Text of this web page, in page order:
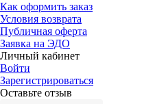
Как оформить заказ
Условия возврата
Публичная оферта
Заявка на ЭДО
Личный кабинет
Войти
Зарегистрироваться
Оставьте отзыв